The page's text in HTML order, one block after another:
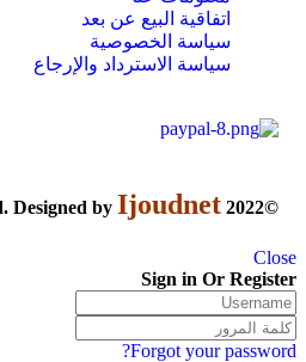
اتفاقية البيع عن بعد
سياسة الخصوصية
سياسة الاسترداد والإرجاع
©2022 goldenmix. All Rights Reserved. Designed by
Ijoudnet
Close
Sign in Or Register
Forgot your password?